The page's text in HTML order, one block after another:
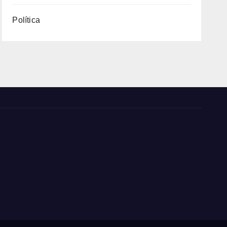
Política